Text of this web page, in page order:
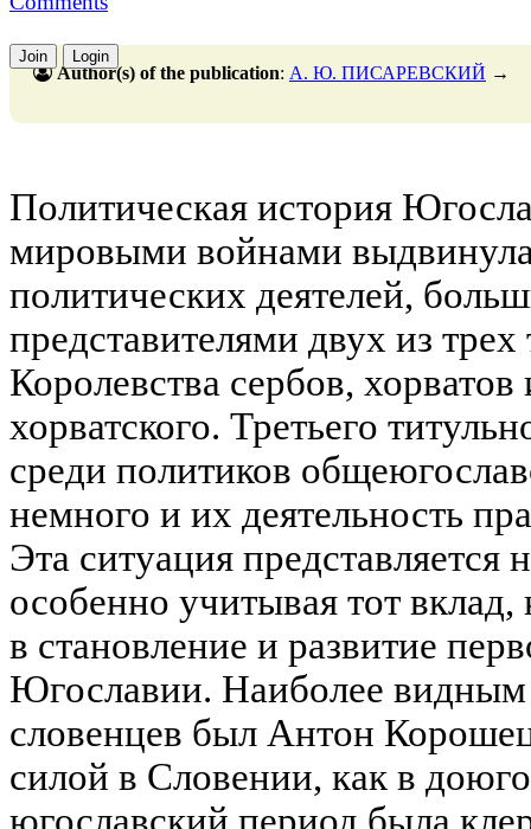
Join Login
Author(s) of the publication: А. Ю. ПИСАРЕВСКИЙ →
Политическая история
мировыми войнами
политических деятелей,
представителями двух из
Королевства сербов,
хорватского. Третьего
среди политиков
немного и их деятельность
Эта ситуация представляется
особенно учитывая тот
в становление и развитие
Югославии. Наиболее видным
словенцев был Антон
силой в Словении, как в
югославский период была